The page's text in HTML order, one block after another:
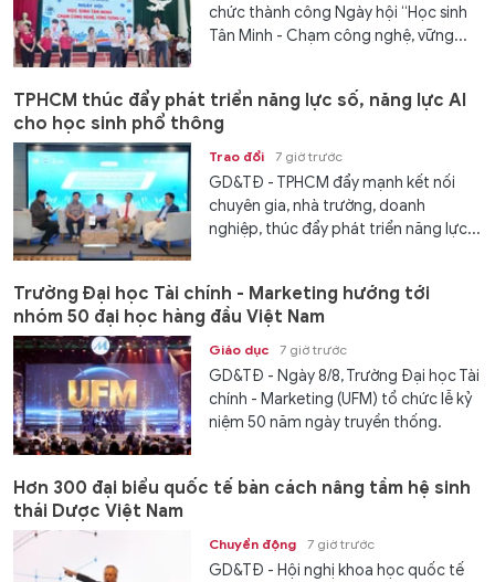
chức thành công Ngày hội “Học sinh
Tân Minh - Chạm công nghệ, vững...
TPHCM thúc đẩy phát triển năng lực số, năng lực AI
cho học sinh phổ thông
Trao đổi 7 giờ trước
GD&TĐ - TPHCM đẩy mạnh kết nối
chuyên gia, nhà trường, doanh
nghiệp, thúc đẩy phát triển năng lực...
Trường Đại học Tài chính - Marketing hướng tới
nhóm 50 đại học hàng đầu Việt Nam
Giáo dục 7 giờ trước
GD&TĐ - Ngày 8/8, Trường Đại học Tài
chính - Marketing (UFM) tổ chức lễ kỷ
niệm 50 năm ngày truyền thống.
Hơn 300 đại biểu quốc tế bàn cách nâng tầm hệ sinh
thái Dược Việt Nam
Chuyển động 7 giờ trước
GD&TĐ - Hội nghị khoa học quốc tế